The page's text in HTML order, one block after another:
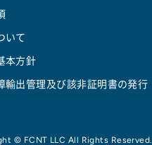
いて
本方針
輸出管理及び該非証明書の発行
© FCNT LLC All Rights Reserved.